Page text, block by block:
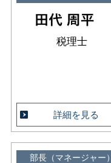
税理士
詳細を見る
部長（マネージャー）